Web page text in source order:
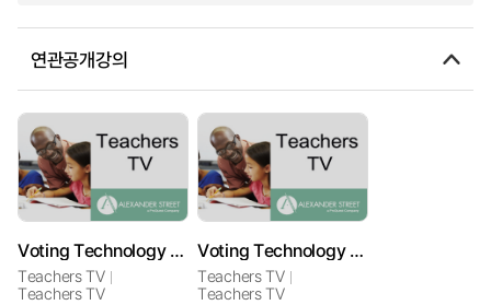
연관공개강의
Voting Technology used for Secondary English
Teachers TV
Teachers TV
Voting Technology used for KS2 Numeracy
Teachers TV
Teachers TV